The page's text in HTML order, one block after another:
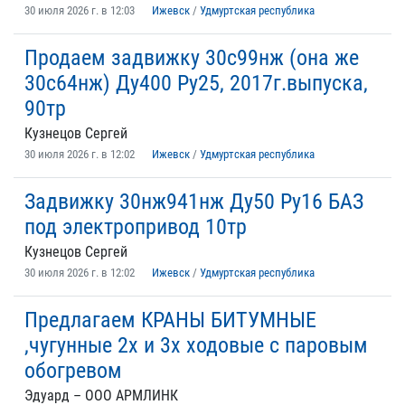
30 июля 2026 г. в 12:03 Ижевск / Удмуртская республика
Продаем задвижку 30с99нж (она же
30с64нж) Ду400 Ру25, 2017г.выпуска,
90тр
Кузнецов Сергей
30 июля 2026 г. в 12:02 Ижевск / Удмуртская республика
Задвижку 30нж941нж Ду50 Ру16 БАЗ
под электропривод 10тр
Кузнецов Сергей
30 июля 2026 г. в 12:02 Ижевск / Удмуртская республика
Предлагаем КРАНЫ БИТУМНЫЕ
,чугунные 2х и 3х ходовые с паровым
обогревом
Эдуард – ООО АРМЛИНК